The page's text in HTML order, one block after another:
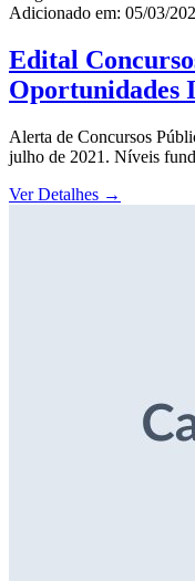
Adicionado em: 05/03/
Edital
Oportunidades
Alerta de Concursos
julho de 2021. Níveis
Ver Detalhes →